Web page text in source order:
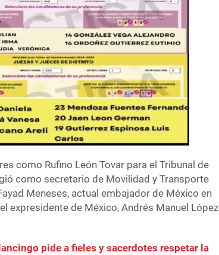
como Rufino León Tovar para el Tribunal de
como secretario de Movilidad y Transporte
Meneses, actual embajador de México en
expresidente de México, Andrés Manuel López
pide a fieles y sacerdotes respetar la